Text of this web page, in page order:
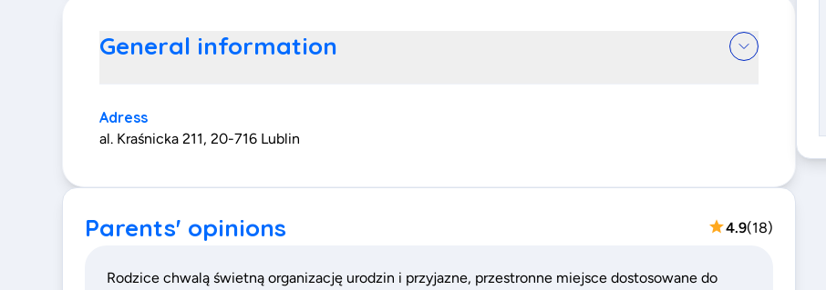
General information
Adress
al. Kraśnicka 211, 20-716 Lublin
Parents' opinions 4.9(18)
Rodzice chwalą świetną organizację urodzin i przyjazne, przestronne miejsce dostosowane do